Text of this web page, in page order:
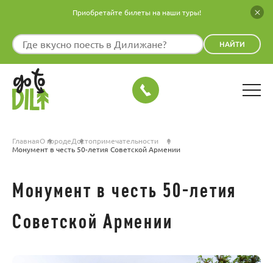
Приобретайте билеты на наши туры!
НАЙТИ
ГлавнаяО городеДостопримечательности
Монумент в честь 50-летия Советской Армении
Монумент в честь 50-летия
Советской Армении